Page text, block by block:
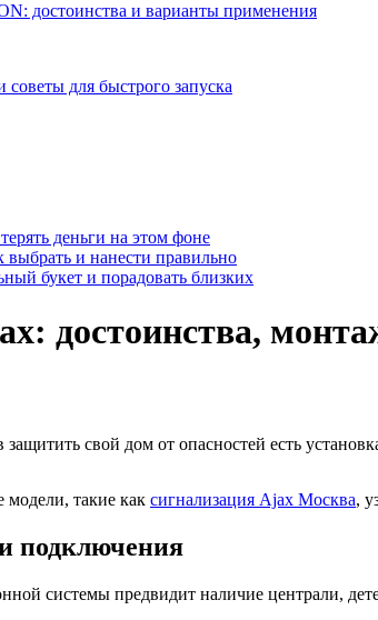
достоинства и варианты применения
для быстрого запуска
деньги на этом фоне
выбрать и нанести правильно
букет и порадовать близких
достоинства,
свой дом от опасностей есть
такие как сигнализация Ajax Москва,
подключения
системы предвидит наличие централи,